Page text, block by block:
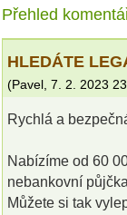
Přehled
HLEDÁTE
(Pavel 7. 2. 2023
Rychlá a
Nabízíme od 60
nebankovní
Můžete si tak